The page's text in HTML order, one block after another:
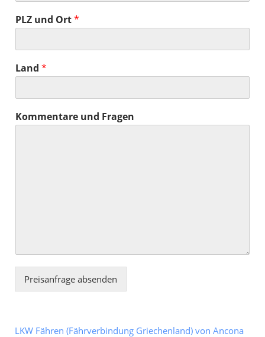
PLZ und Ort*
Land *
Kommentare und Fragen
Preisanfrage absenden
LKW Fähren (Fährverbindung Griechenland) von Ancona